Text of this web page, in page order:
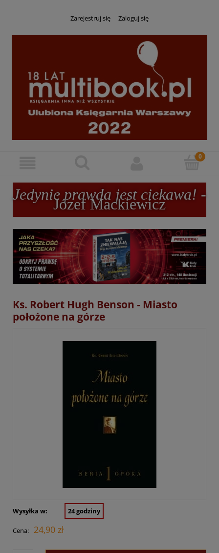
Zarejestruj się Zaloguj się
Jedynie prawda jest ciekawa! -
Józef Mackiewicz
Ks. Robert Hugh Benson - Miasto
położone na górze
Wysyłka w: 24 godziny
Cena: 24,90 zł